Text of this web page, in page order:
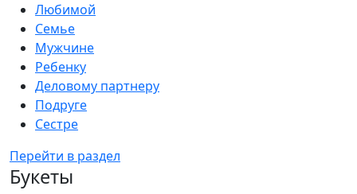
Любимой
Семье
Мужчине
Ребенку
Деловому партнеру
Подруге
Сестре
Перейти в раздел
Букеты